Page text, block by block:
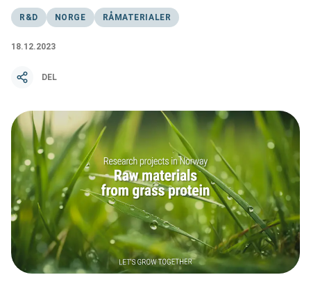
R&D NORGE RÅMATERIALER
18.12.2023
DEL